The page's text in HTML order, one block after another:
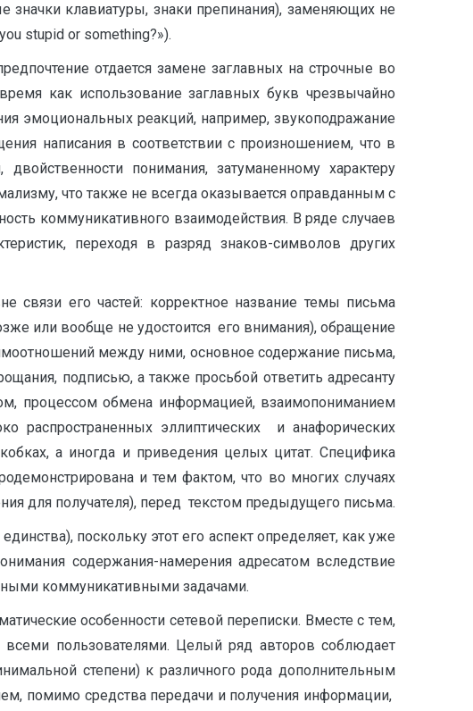
клавиатуры, знаки препинания), заменяющих не
stupid or something?»).
отдается замене заглавных на строчные во
как использование заглавных букв чрезвычайно
эмоциональных реакций, например, звукоподражание
написания в соответствии с произношением, что в
понимания, затуманенному характеру
что также не всегда оказывается оправданным с
коммуникативного взаимодействия. В ряде случаев
переходя в разряд знаков-символов других
связи его частей: корректное название темы письма
или вообще не удостоится его внимания), обращение
между ними, основное содержание письма,
подписью, а также просьбой ответить адресанту
процессом обмена информацией, взаимопониманием
распространенных эллиптических и анафорических
а иногда и приведения целых цитат. Специфика
и тем фактом, что во многих случаях
для получателя), перед текстом предыдущего письма.
поскольку этот его аспект определяет, как уже
содержания-намерения адресатом вследствие
коммуникативными задачами.
особенности сетевой переписки. Вместе с тем,
пользователями. Целый ряд авторов соблюдает
степени) к различного рода дополнительным
помимо средства передачи и получения информации,